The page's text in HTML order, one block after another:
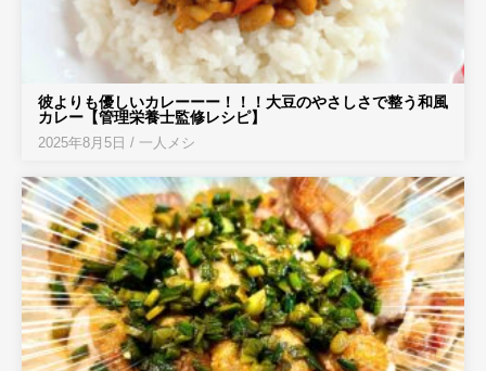
彼よりも優しいカレーーー！！！大豆のやさしさで整う和風
カレー【管理栄養士監修レシピ】
2025年8月5日 / 一人メシ